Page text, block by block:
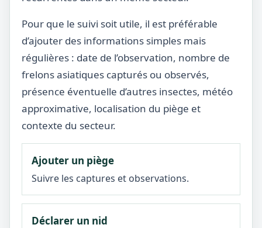
Pour que le suivi soit utile, il est préférable
d’ajouter des informations simples mais
régulières : date de l’observation, nombre de
frelons asiatiques capturés ou observés,
présence éventuelle d’autres insectes, météo
approximative, localisation du piège et
contexte du secteur.
Ajouter un piège
Suivre les captures et observations.
Déclarer un nid